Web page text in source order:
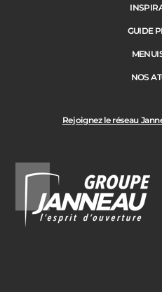
Rejoignez le réseau
GUIDE
NOS